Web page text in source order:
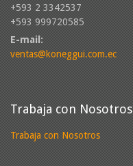
+593 2 3342537
+593 999720585
E-mail:
ventas@koneggui.com.ec
Trabaja con Nosotros
Trabaja con Nosotros